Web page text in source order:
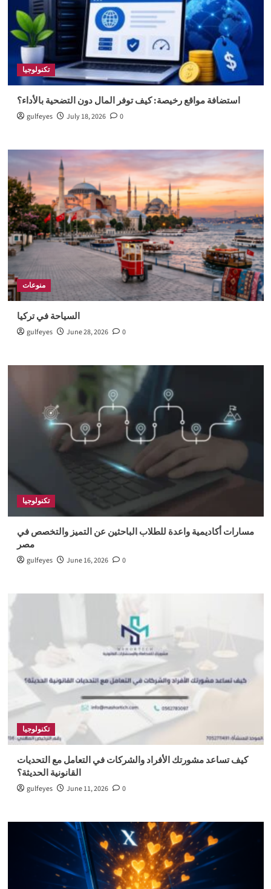
تكنولوجيا
استضافة مواقع رخيصة: كيف توفر المال دون التضحية بالأداء؟
gulfeyes July 18, 2026 0
منوعات
السياحة في تركيا
gulfeyes June 28, 2026 0
تكنولوجيا
مسارات أكاديمية واعدة للطلاب الباحثين عن التميز والتخصص في
مصر
gulfeyes June 16, 2026 0
تكنولوجيا
كيف تساعد مشورتك الأفراد والشركات في التعامل مع التحديات
القانونية الحديثة؟
gulfeyes June 11, 2026 0